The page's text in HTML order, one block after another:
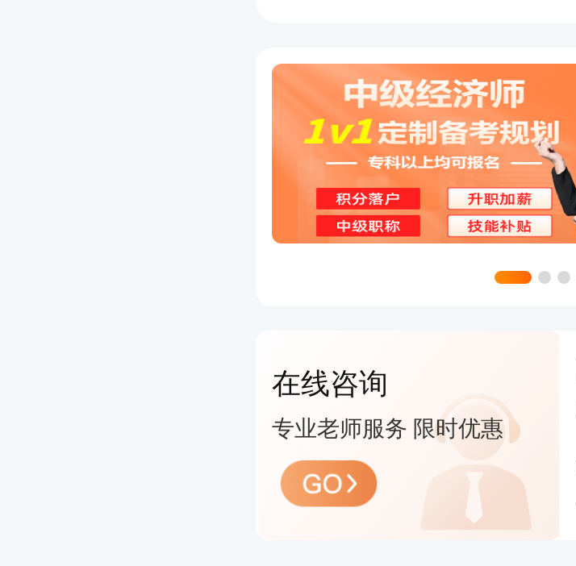
该专业知识结构相对基础，
忆，涉及企业管理、市场营
点。整体计算题数量较少，
例分析题型也比较固定，备
时间有限的在职考生
从事行政、运营、管理类工作
如果目标是尽快拿证，工商
在线咨询
专业老师服务 限时优惠